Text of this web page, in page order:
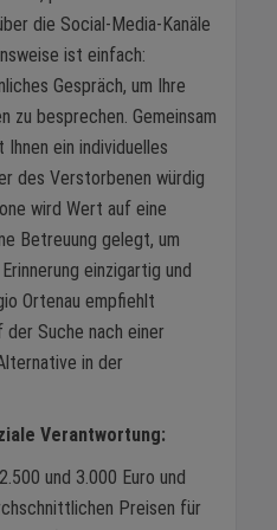
die Social-Media-Kanäle
ist einfach:
Gespräch, um Ihre
zu besprechen. Gemeinsam
ein individuelles
des Verstorbenen würdig
wird Wert auf eine
Betreuung gelegt, um
einzigartig und
Ortenau empfiehlt
Suche nach einer
in der
Verantwortung:
und 3.000 Euro und
Preisen für